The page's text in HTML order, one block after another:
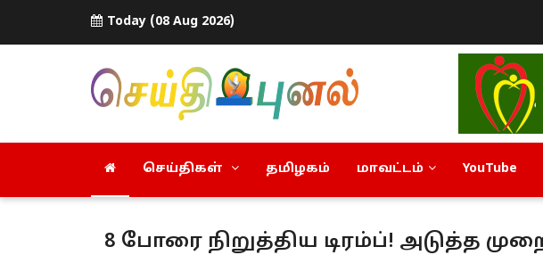
Today (08 Aug 2026)
செய்திகள் தமிழகம் மாவட்டம் YouTube
8 போரை நிறுத்திய டிரம்ப்! அடுத்த